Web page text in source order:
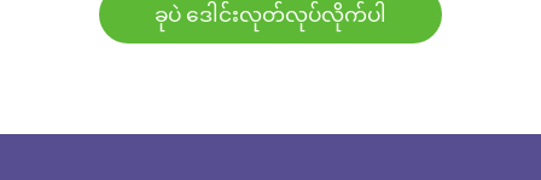
ခုပဲ ဒေါင်းလုတ်လုပ်လိုက်ပါ